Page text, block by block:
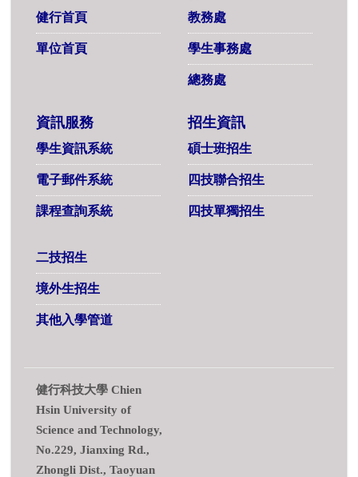
健行首頁
單位首頁
教務處
學生事務處
總務處
資訊服務
學生資訊系統
電子郵件系統
課程查詢系統
招生資訊
碩士班招生
四技聯合招生
四技單獨招生
二技招生
境外生招生
其他入學管道
健行科技大學 Chien
Hsin University of
Science and Technology,
No.229, Jianxing Rd.,
Zhongli Dist., Taoyuan